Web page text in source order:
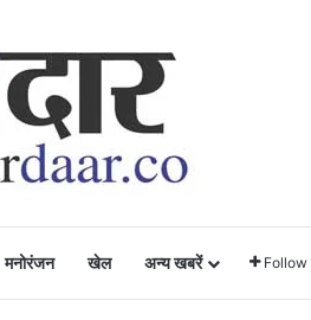
मनोरंजन खेल अन्य खबरें Follow